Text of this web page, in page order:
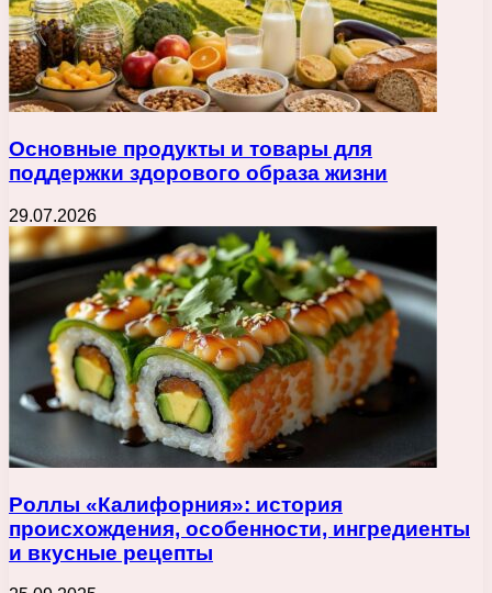
Основные продукты и товары для
поддержки здорового образа жизни
29.07.2026
Роллы «Калифорния»: история
происхождения, особенности, ингредиенты
и вкусные рецепты